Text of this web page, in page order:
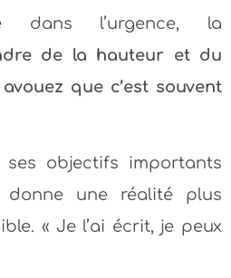
dans l’urgence, la
de la hauteur et du
que c’est souvent
ses objectifs importants
une réalité plus
« Je l’ai écrit, je peux